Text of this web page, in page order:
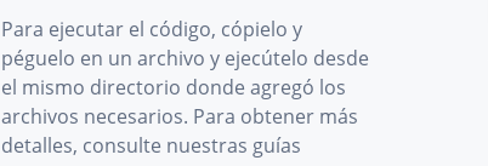
Para ejecutar el código, cópielo y
péguelo en un archivo y ejecútelo desde
el mismo directorio donde agregó los
archivos necesarios. Para obtener más
detalles, consulte nuestras guías